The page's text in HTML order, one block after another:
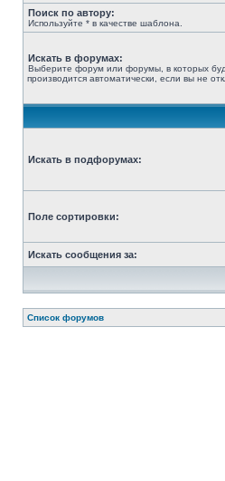
Поиск по автору:
Используйте * в качестве шаблона.
Искать в форумах:
Выберите форум или форумы, в которых
производится автоматически, если вы не
Искать в подфорумах:
Поле сортировки:
Искать сообщения за:
Список форумов